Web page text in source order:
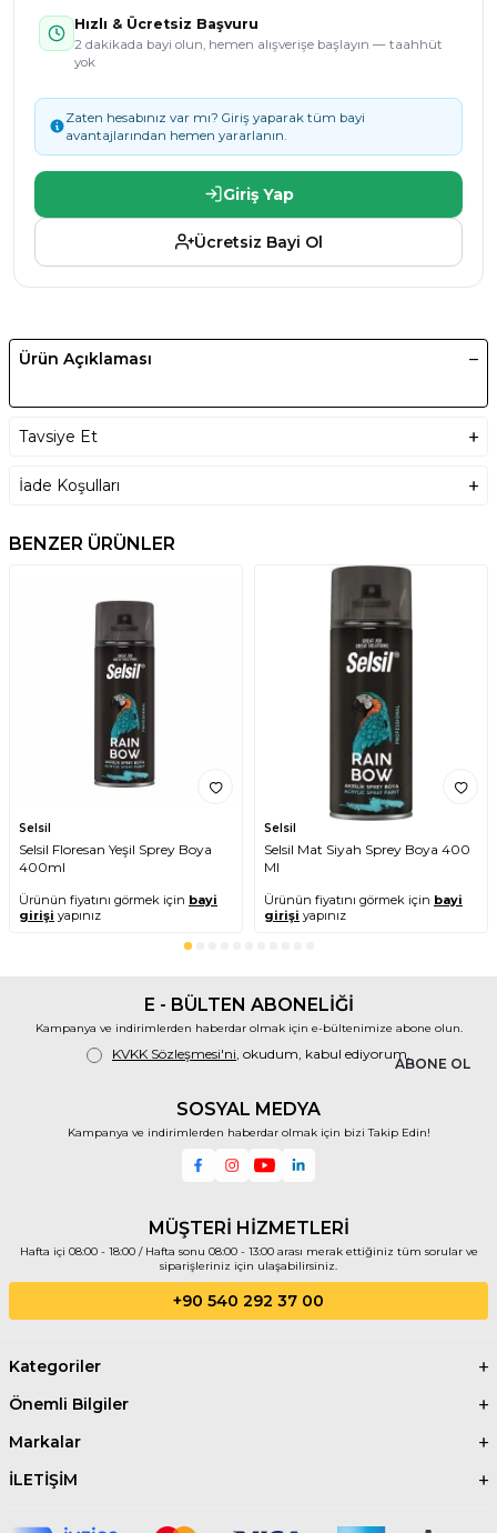
Hızlı & Ücretsiz Başvuru
2 dakikada bayi olun, hemen alışverişe başlayın — taahhüt
yok
Zaten hesabınız var mı? Giriş yaparak tüm bayi
avantajlarından hemen yararlanın.
Giriş Yap
Ücretsiz Bayi Ol
Ürün Açıklaması
Tavsiye Et
İade Koşulları
BENZER ÜRÜNLER
Selsil
Selsil Floresan Yeşil Sprey Boya
400ml
Ürünün fiyatını görmek için bayi
girişi yapınız
Selsil
Selsil Mat Siyah Sprey Boya 400
Ml
Ürünün fiyatını görmek için bayi
girişi yapınız
E - BÜLTEN ABONELİĞİ
Kampanya ve indirimlerden haberdar olmak için e-bültenimize abone olun.
ABONE OL
KVKK Sözleşmesi'ni , okudum, kabul ediyorum.
SOSYAL MEDYA
Kampanya ve indirimlerden haberdar olmak için bizi Takip Edin!
MÜŞTERİ HİZMETLERİ
Hafta içi 08:00 - 18:00 / Hafta sonu 08:00 - 13:00 arası merak ettiğiniz tüm sorular ve
siparişleriniz için ulaşabilirsiniz.
+90 540 292 37 00
Kategoriler
Önemli Bilgiler
Markalar
İLETİŞİM